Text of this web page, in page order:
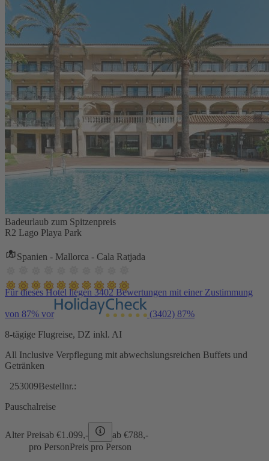
Badeurlaub zum Spitzenpreis
R2 Lago Playa Park
Spanien - Mallorca - Cala Ratjada
Für dieses Hotel liegen 3402 Bewertungen mit einer Zustimmung
von 87% vor (3402) 87%
8-tägige Flugreise, DZ inkl. AI
All Inclusive Verpflegung mit abwechslungsreichen Buffets und
Getränken
253009Bestellnr.:
Pauschalreise
Alter Preisab €1.099,- ab €788,-
pro PersonPreis pro Person